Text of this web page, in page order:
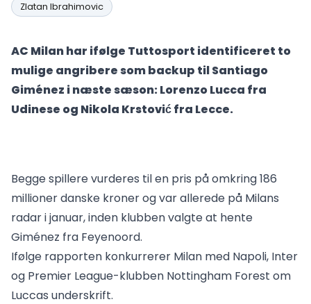
Zlatan Ibrahimovic
AC Milan har ifølge Tuttosport identificeret to
mulige angribere som backup til Santiago
Giménez i næste sæson: Lorenzo Lucca fra
Udinese og Nikola Krstović fra Lecce.
Begge spillere vurderes til en pris på omkring 186
millioner danske kroner og var allerede på Milans
radar i januar, inden klubben valgte at hente
Giménez fra Feyenoord.
Ifølge rapporten konkurrerer Milan med Napoli, Inter
og Premier League-klubben Nottingham Forest om
Luccas underskrift.